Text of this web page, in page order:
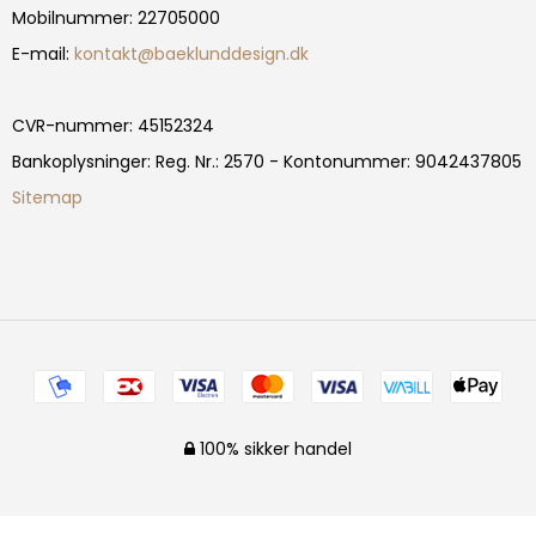
Mobilnummer: 22705000
E-mail: kontakt@baeklunddesign.dk
CVR-nummer: 45152324
Bankoplysninger: Reg. Nr.: 2570 - Kontonummer: 9042437805
Sitemap
100% sikker handel